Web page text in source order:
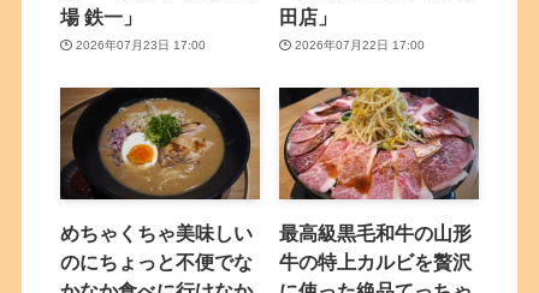
場 鉄一」
2026年07月23日 17:00
田店」
2026年07月22日 17:00
めちゃくちゃ美味しい
のにちょっと不便でな
最高級黒毛和牛の山形
牛の特上カルビを贅沢